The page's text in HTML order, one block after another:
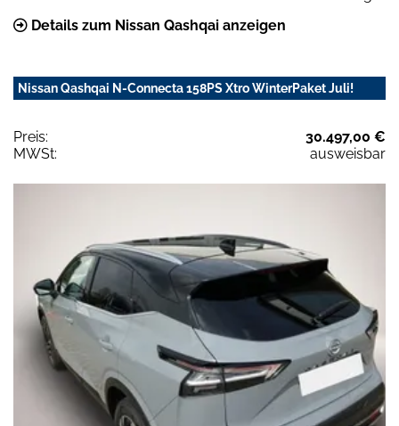
Details zum Nissan Qashqai anzeigen
Nissan Qashqai N-Connecta 158PS Xtro WinterPaket Juli!
Preis:
30.497,00 €
MWSt:
ausweisbar